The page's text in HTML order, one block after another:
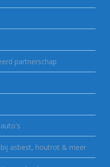
partnerschap
asbest, houtrot & meer